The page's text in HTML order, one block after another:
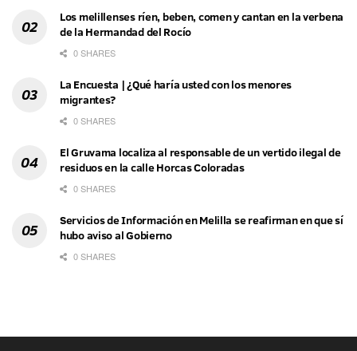
Los melillenses ríen, beben, comen y cantan en la verbena
de la Hermandad del Rocío
0 SHARES
La Encuesta | ¿Qué haría usted con los menores
migrantes?
0 SHARES
El Gruvama localiza al responsable de un vertido ilegal de
residuos en la calle Horcas Coloradas
0 SHARES
Servicios de Información en Melilla se reafirman en que sí
hubo aviso al Gobierno
0 SHARES